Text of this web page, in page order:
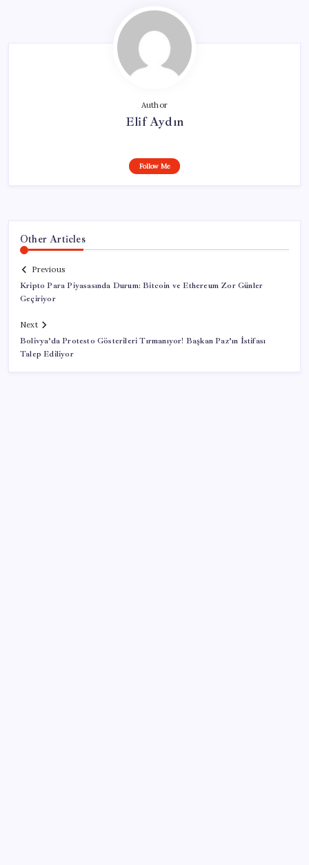
Author
Elif Aydın
Follow Me
Other Articles
Previous
Kripto Para Piyasasında Durum: Bitcoin ve Ethereum Zor Günler
Geçiriyor
Next
Bolivya’da Protesto Gösterileri Tırmanıyor! Başkan Paz’ın İstifası
Talep Ediliyor